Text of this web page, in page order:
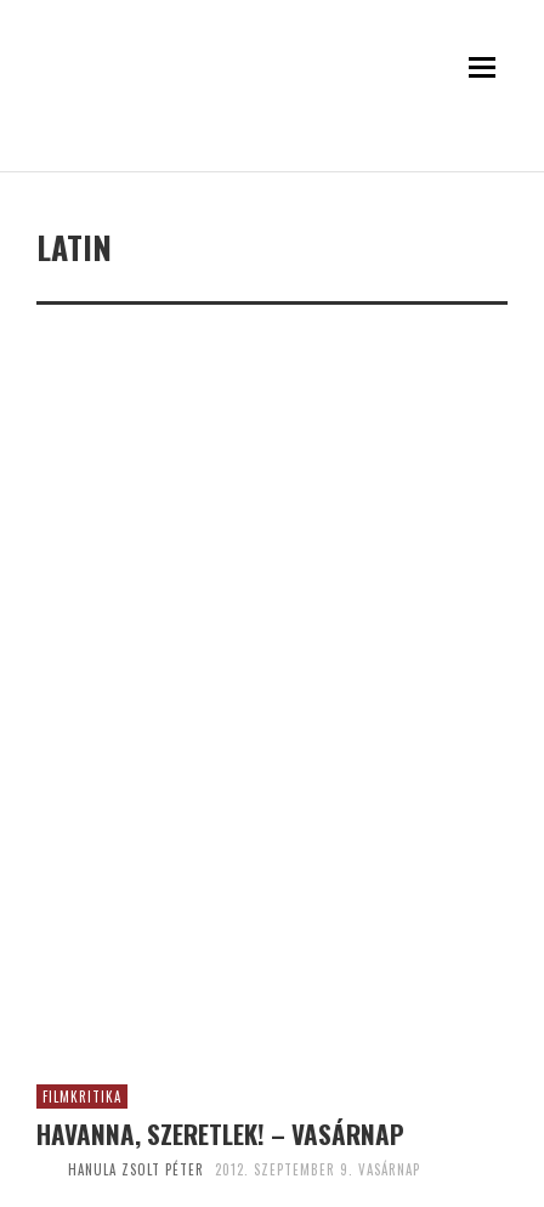
LATIN
FILMKRITIKA
HAVANNA, SZERETLEK! – VASÁRNAP
HANULA ZSOLT PÉTER 2012. SZEPTEMBER 9. VASÁRNAP